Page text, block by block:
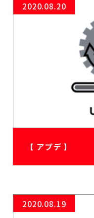
2020.08.20
【 アプデ 】
2020.08.19